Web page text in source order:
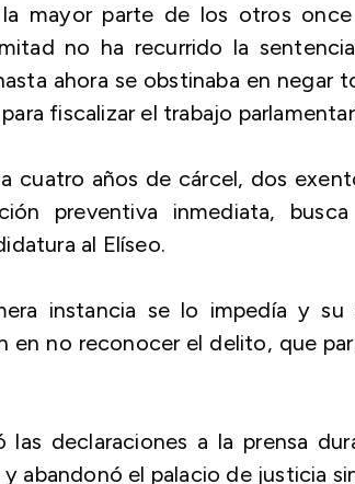
mayor parte de los otros
no ha recurrido la
ahora se obstinaba en negar
fiscalizar el trabajo
cuatro años de cárcel, dos
preventiva inmediata,
al Elíseo.
instancia se lo impedía y su
en no reconocer el delito, que
declaraciones a la prensa
abandonó el palacio de justicia